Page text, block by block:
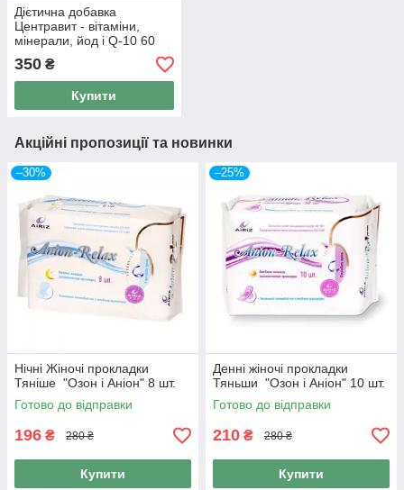
Дієтична добавка
Центравит - вітаміни,
мінерали, йод і Q-10 60
табл.вітамінно-
мінеральний комплекс
Витера
350 ₴
Купити
Акційні пропозиції та новинки
–30%
Нічні Жіночі прокладки
Тяніше "Озон і Аніон" 8 шт.
Готово до відправки
196 ₴ 280 ₴
Купити
–25%
Денні жіночі прокладки
Тяньши "Озон і Аніон" 10 шт.
Готово до відправки
210 ₴ 280 ₴
Купити